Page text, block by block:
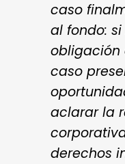
caso
al fondo:
obligación
caso
aclarar la
derechos